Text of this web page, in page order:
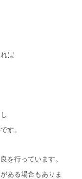
ば
す。
を行っています。
ある場合もありま